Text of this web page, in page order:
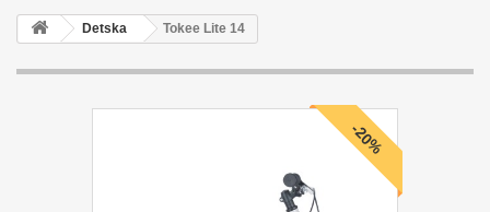
Detska Tokee Lite 14
-20%